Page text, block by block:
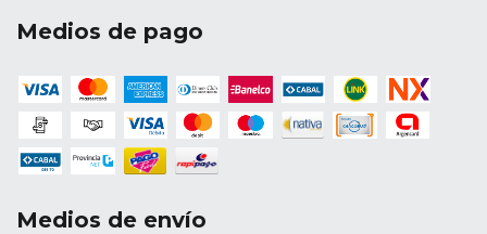
Medios de pago
Medios de envío